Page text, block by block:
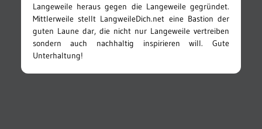
Langeweile heraus gegen die Langeweile gegründet.
Mittlerweile stellt LangweileDich.net eine Bastion der
guten Laune dar, die nicht nur Langeweile vertreiben
sondern auch nachhaltig inspirieren will. Gute
Unterhaltung!